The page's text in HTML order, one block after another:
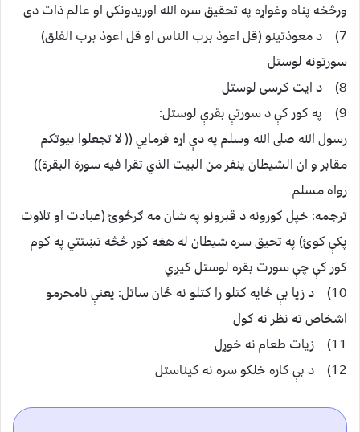
ورڅخه پناه وغواړه په تحقيق سره الله اوريدونکى او عالم ذات دى
7) د معوذتينو (قل اعوذ برب الناس او قل اعوذ برب الفلق)
سورتونه لوستل
8) د ايت کرسى لوستل
9) په کور کې د سورتې بقرې لوستل:
رسول الله صلى الله وسلم په دې اړه فرمايي (( لا تجعلوا بيوتکم
مقابر و ان الشيطان ينفر من البيت الذي تقرا فيه سورة البقرة))
رواه مسلم
ترجمه: خپل کورونه د قبرونو په شان مه ګرځوئ (عبادت او تلاوت
پکې کوئ) په تحيق سره شيطان له هغه کور څڅه تښتتي په کوم
کور کې چې سورت بقره لوستل کيږي
10) د زيا بې ځايه کتلو را کتلو نه ځان ساتل: يعنې نامحرمو
اشخاص ته نظر نه کول
11) زيات طعام نه خوړل
12) د بې کاره خلکو سره نه کيناستل